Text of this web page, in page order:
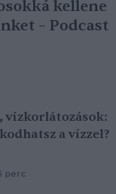
kellene
– Podcast
vízkorlátozások:
a vízzel?
perc